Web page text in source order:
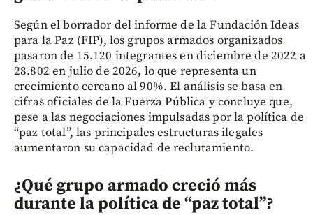
Según el borrador del informe de la Fundación Ideas
para la Paz (FIP), los grupos armados organizados
pasaron de 15.120 integrantes en diciembre de 2022 a
28.802 en julio de 2026, lo que representa un
crecimiento cercano al 90%. El análisis se basa en
cifras oficiales de la Fuerza Pública y concluye que,
pese a las negociaciones impulsadas por la política de
“paz total”, las principales estructuras ilegales
aumentaron su capacidad de reclutamiento.
¿Qué grupo armado creció más
durante la política de “paz total”?